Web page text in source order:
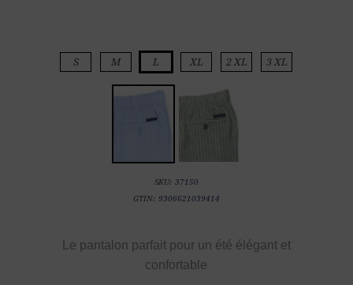
S M L XL 2 XL 3 XL
SKU: 37150
GTIN: 9306621039414
Le pantalon parfait pour un été élégant et
confortable